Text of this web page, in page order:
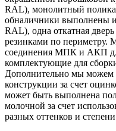
RAL), монолитный
обналичники выполнены
RAL), одна откатная
резинками по периметру.
соединения МПК и АКП
комплектующие для
Дополнительно мы можем
конструкции за счет
может быть выполнена
молочной за счет
разных оттенков и